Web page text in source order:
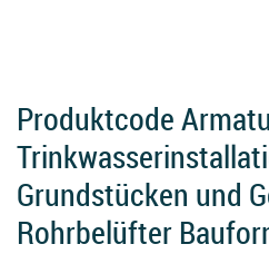
Produktcode
Grundstücken und
Rohrbelüfter